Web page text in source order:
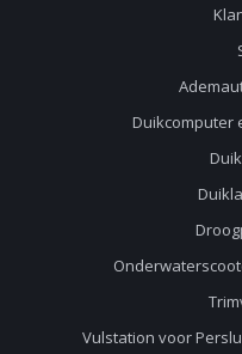
Duikcomputer
Vulstation voor